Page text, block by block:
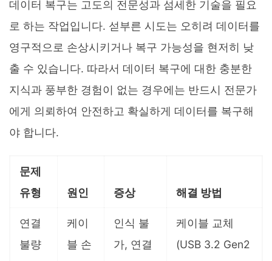
데이터 복구는 고도의 전문성과 섬세한 기술을 필요
로 하는 작업입니다. 섣부른 시도는 오히려 데이터를
영구적으로 손상시키거나 복구 가능성을 현저히 낮
출 수 있습니다. 따라서 데이터 복구에 대한 충분한
지식과 풍부한 경험이 없는 경우에는 반드시 전문가
에게 의뢰하여 안전하고 확실하게 데이터를 복구해
야 합니다.
문제
유형
원인 증상 해결 방법
연결
불량
케이
블 손
인식 불
가, 연결
케이블 교체
(USB 3.2 Gen2